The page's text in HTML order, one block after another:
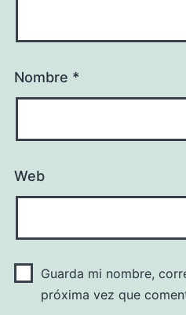
Nombre *
Web
Guarda mi nombre,
próxima vez que